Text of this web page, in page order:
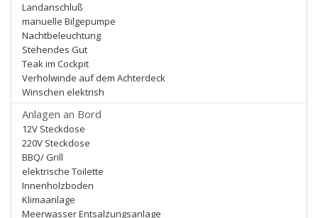
Landanschluß
manuelle Bilgepumpe
Nachtbeleuchtung
Stehendes Gut
Teak im Cockpit
Verholwinde auf dem Achterdeck
Winschen elektrish
Anlagen an Bord
12V Steckdose
220V Steckdose
BBQ/ Grill
elektrische Toilette
Innenholzboden
Klimaanlage
Meerwasser Entsalzungsanlage